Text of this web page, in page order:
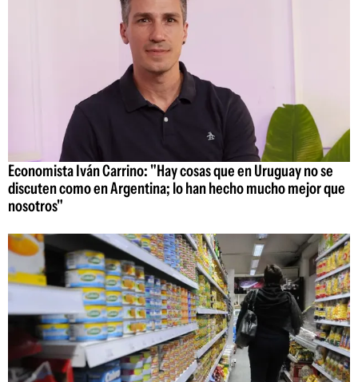
Economista Iván Carrino: "Hay cosas que en Uruguay no se
discuten como en Argentina; lo han hecho mucho mejor que
nosotros"